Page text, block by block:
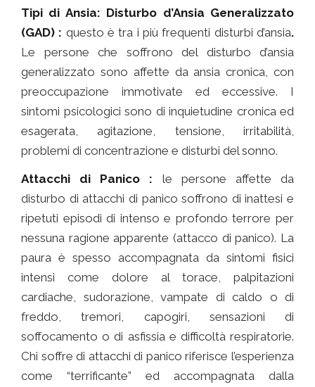
Tipi di Ansia: Disturbo d’Ansia Generalizzato
(GAD) : questo è tra i più frequenti disturbi d’ansia.
Le persone che soffrono del disturbo d’ansia
generalizzato sono affette da ansia cronica, con
preoccupazione immotivate ed eccessive. I
sintomi psicologici sono di inquietudine cronica ed
esagerata, agitazione, tensione, irritabilità,
problemi di concentrazione e disturbi del sonno.
Attacchi di Panico : le persone affette da
disturbo di attacchi di panico soffrono di inattesi e
ripetuti episodi di intenso e profondo terrore per
nessuna ragione apparente (attacco di panico). La
paura è spesso accompagnata da sintomi fisici
intensi come dolore al torace, palpitazioni
cardiache, sudorazione, vampate di caldo o di
freddo, tremori, capogiri, sensazioni di
soffocamento o di asfissia e difficoltà respiratorie.
Chi soffre di attacchi di panico riferisce l’esperienza
come “terrificante” ed accompagnata dalla